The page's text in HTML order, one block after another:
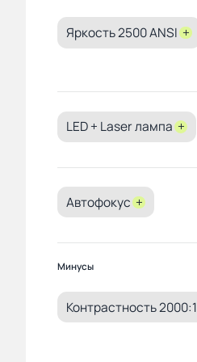
Яркость 2500 ANSI +
LED + Laser лампа +
Автофокус +
Минусы
Контрастность 2000:1